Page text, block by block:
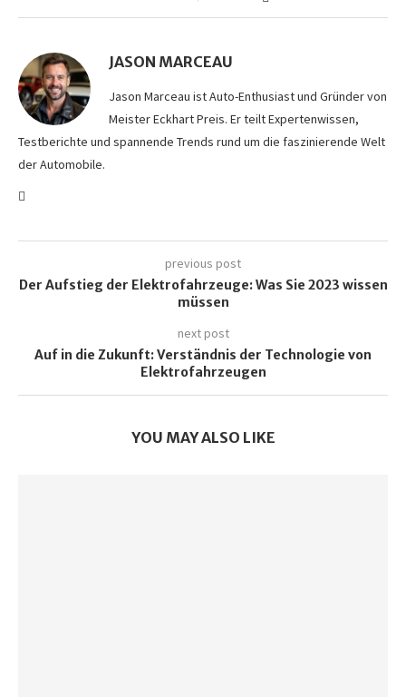
JASON MARCEAU
Jason Marceau ist Auto-Enthusiast und Gründer von
Meister Eckhart Preis. Er teilt Expertenwissen,
Testberichte und spannende Trends rund um die faszinierende Welt
der Automobile.
previous post
Der Aufstieg der Elektrofahrzeuge: Was Sie 2023 wissen
müssen
next post
Auf in die Zukunft: Verständnis der Technologie von
Elektrofahrzeugen
YOU MAY ALSO LIKE